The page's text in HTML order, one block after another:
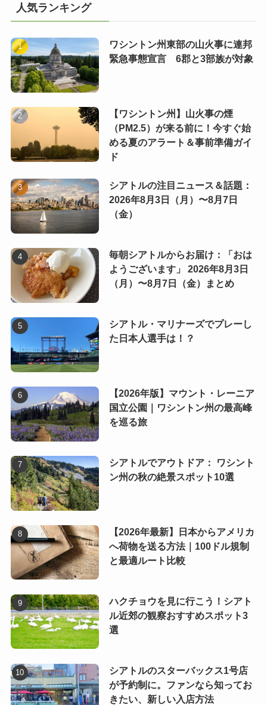
人気ランキング
ワシントン州東部の山火事に連邦
緊急事態宣言 6郡と3部族が対象
【ワシントン州】山火事の煙
（PM2.5）が来る前に！今すぐ始
める夏のアラート＆事前準備ガイ
ド
シアトルの注目ニュース＆話題：
2026年8月3日（月）〜8月7日
（金）
毎朝シアトルからお届け：「おは
ようございます」 2026年8月3日
（月）〜8月7日（金）まとめ
シアトル・マリナーズでプレーし
た日本人選手は！？
【2026年版】マウント・レーニア
国立公園｜ワシントン州の最高峰
を巡る旅
シアトルでアウトドア： ワシント
ン州の秋の絶景スポット10選
【2026年最新】日本からアメリカ
へ荷物を送る方法｜100ドル規制
と最適ルート比較
ハクチョウを見に行こう！シアト
ル近郊の観察おすすめスポット3
選
シアトルのスターバックス1号店
が予約制に。ファンなら知ってお
きたい、新しい入店方法